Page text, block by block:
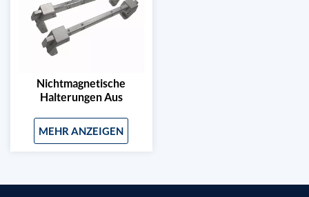
Nichtmagnetische
Halterungen Aus
Medizinische Geräte
(MRT-Geräte)
MEHR ANZEIGEN